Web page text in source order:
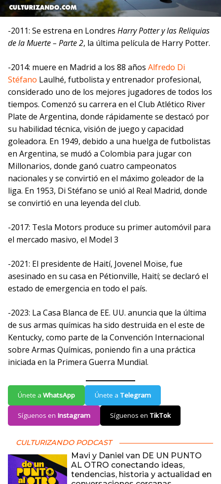
-2011: Se estrena en Londres Harry Potter y las Reliquias
de la Muerte – Parte 2, la última película de Harry Potter.
-2014: muere en Madrid a los 88 años Alfredo Di
Stéfano Laulhé, futbolista y entrenador profesional,
considerado uno de los mejores jugadores de todos los
tiempos. Comenzó su carrera en el Club Atlético River
Plate de Argentina, donde rápidamente se destacó por
su habilidad técnica, visión de juego y capacidad
goleadora. En 1949, debido a una huelga de futbolistas
en Argentina, se mudó a Colombia para jugar con
Millonarios, donde ganó cuatro campeonatos
nacionales y se convirtió en el máximo goleador de la
liga. En 1953, Di Stéfano se unió al Real Madrid, donde
se convirtió en una leyenda del club.
-2017: Tesla Motors produce su primer automóvil para
el mercado masivo, el Model 3
-2021: El presidente de Haití, Jovenel Moïse, fue
asesinado en su casa en Pétionville, Haití; se declaró el
estado de emergencia en todo el país.
-2023: La Casa Blanca de EE. UU. anuncia que la última
de sus armas químicas ha sido destruida en el este de
Kentucky, como parte de la Convención Internacional
sobre Armas Químicas, poniendo fin a una práctica
iniciada en la Primera Guerra Mundial.
Únete a WhatsApp Únete a Telegram
Síguenos en Instagram Síguenos en TikTok
CULTURIZANDO PODCAST
Mavi y Daniel van DE UN PUNTO
AL OTRO conectando ideas,
tendencias, historia y actualidad en